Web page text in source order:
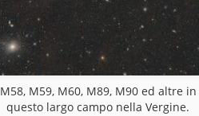
M58, M59, M60, M89, M90 ed altre in
questo largo campo nella Vergine.